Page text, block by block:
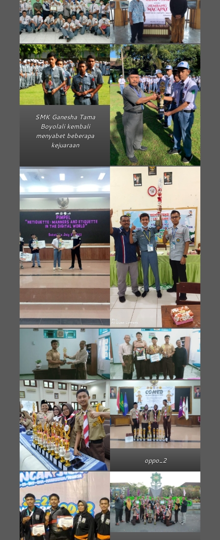
SMK Ganesha Tama
Boyolali kembali
menyabet beberapa
kejuaraan
oppo_2